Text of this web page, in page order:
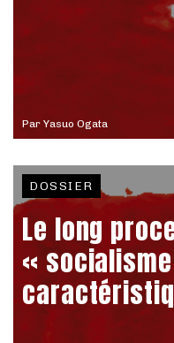
Par Yasuo Ogata
DOSSIER
Le long
«